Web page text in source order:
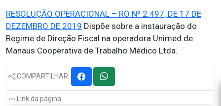
RESOLUÇÃO OPERACIONAL – RO Nº 2.497, DE 17 DE
DEZEMBRO DE 2019 Dispõe sobre a instauração do
Regime de Direção Fiscal na operadora Unimed de
Manaus Cooperativa de Trabalho Médico Ltda.
COMPARTILHAR:
Link da página: